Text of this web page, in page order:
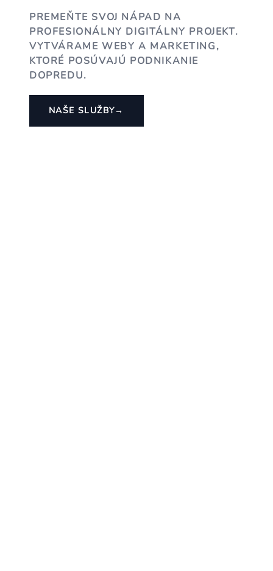
PREMEŇTE SVOJ NÁPAD NA
PROFESIONÁLNY DIGITÁLNY PROJEKT.
VYTVÁRAME WEBY A MARKETING,
KTORÉ POSÚVAJÚ PODNIKANIE
DOPREDU.
NAŠE SLUŽBY→